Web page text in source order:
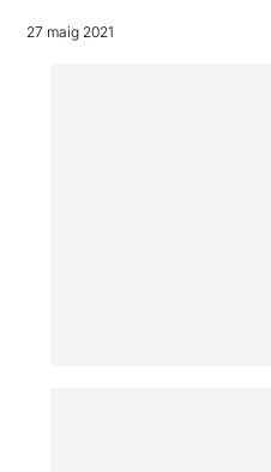
27 maig 2021